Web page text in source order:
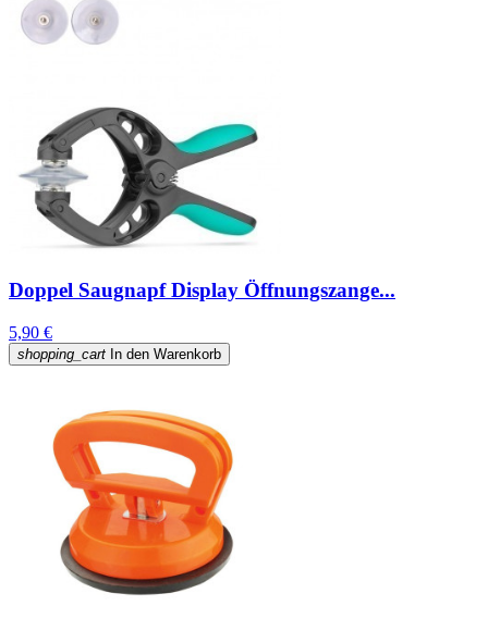
Doppel Saugnapf Display Öffnungszange...
5,90 €
shopping_cart In den Warenkorb